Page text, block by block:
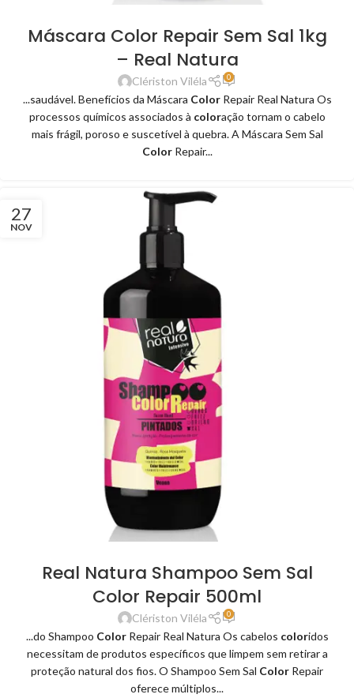
Máscara Color Repair Sem Sal 1kg
– Real Natura
Clériston Viléla 0
...saudável. Benefícios da Máscara ColorRepair Real Natura Os
processos químicos associados à coloração tornam o cabelo
mais frágil, poroso e suscetível à quebra. A Máscara Sem Sal
ColorRepair...
27
NOV
Real Natura Shampoo Sem Sal
Color Repair 500ml
Clériston Viléla 0
...do Shampoo ColorRepair Real Natura Os cabelos coloridos
necessitam de produtos específicos que limpem sem retirar a
proteção natural dos fios. O Shampoo Sem Sal Color Repair
oferece múltiplos...